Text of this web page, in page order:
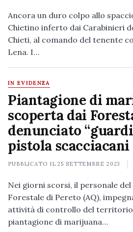
Ancora un duro colpo allo
Chietino inferto dai Carabinieri
Chieti, al comando del tenente
Lena. I…
IN EVIDENZA
Piantagione di
scoperta dai
denunciato
pistola
PUBBLICATO IL25 SETTEMBRE 2023
Nei giorni scorsi, il personale
Forestale di Pereto (AQ),
attività di controllo del
piantagione di marijuana…